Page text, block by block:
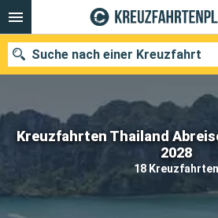
Kreuzfahrten Thailand
2028
18 Kreuzfahrten
Suche nach einer Kreuzfahrt
Unsere Ziele
Abfahrtsmonat